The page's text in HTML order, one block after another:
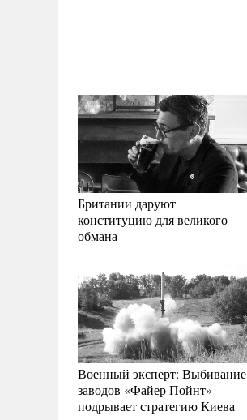
Британии даруют
конституцию для великого
обмана
Военный эксперт: Выбивание
заводов «Файер Пойнт»
подрывает стратегию Киева